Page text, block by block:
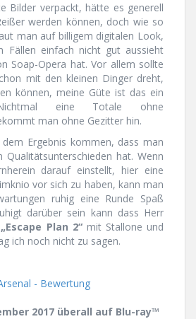
Bilder verpackt, hätte es generell
werden können, doch wie so
man auf billigem digitalen Look,
Fällen einfach nicht gut aussieht
Soap-Opera hat. Vor allem sollte
mit den kleinen Dinger dreht,
können, meine Güte ist das ein
Nichtmal eine Totale ohne
man ohne Gezitter hin.
Ergebnis kommen, dass man
Qualitätsunterschieden hat. Wenn
darauf einstellt, hier eine
vor sich zu haben, kann man
ruhig eine Runde Spaß
darüber sein kann dass Herr
„Escape Plan 2“mit Stallone und
ich noch nicht zu sagen.
2017 überall auf Blu-ray™